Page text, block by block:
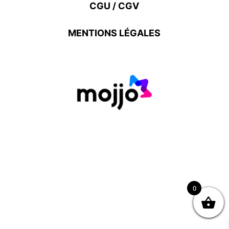
CGU / CGV
MENTIONS LÉGALES
0